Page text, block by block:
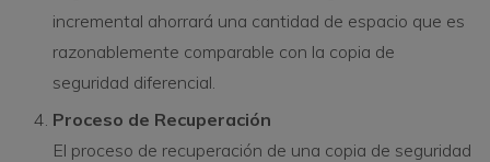
incremental ahorrará una cantidad de espacio que es
razonablemente comparable con la copia de
seguridad diferencial.
Proceso de Recuperación
El proceso de recuperación de una copia de seguridad